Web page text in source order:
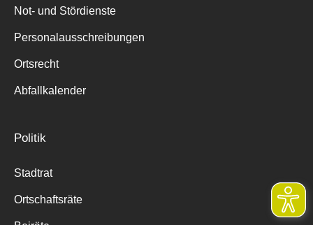
Not- und Stördienste
Personalausschreibungen
Ortsrecht
Abfallkalender
Politik
Stadtrat
Ortschaftsräte